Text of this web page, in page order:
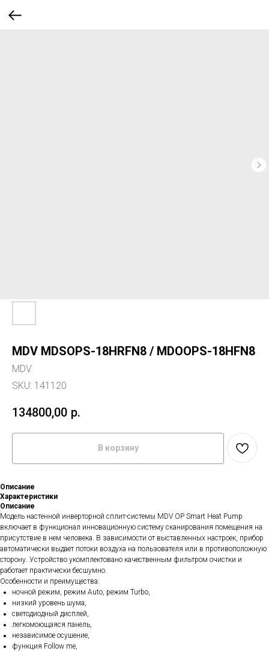
MDV MDSOPS-18HRFN8 / MDOOPS-18HFN8
MDV
SKU: 141120
134800,00 р.
В корзину
Описание
Характеристики
Описание
Модель настенной инверторной сплит-системы MDV OP Smart Heat Pump
включает в функционал инновационную систему сканирования помещения на
присутствие в нем человека. В зависимости от выставленных настроек, прибор
автоматически выдает потоки воздуха на пользователя или в противоположную
сторону. Устройство укомплектовано качественным фильтром очистки и
работает практически бесшумно.
Особенности и преимущества:
ночной режим, режим Auto, режим Turbo,
низкий уровень шума,
светодиодный дисплей,
легкомоющаяся панель,
независимое осушение,
функция Follow me,